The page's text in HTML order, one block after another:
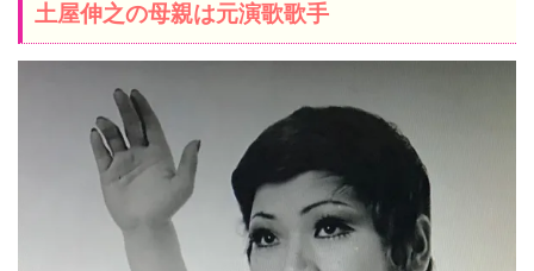
土屋伸之の母親は元演歌歌手